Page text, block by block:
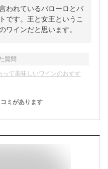
われているバローロとバ
です。王と女王というこ
ワインだと思います。
質問
て美味しいワインのおすす
ミがあります